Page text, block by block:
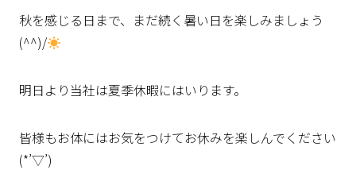
秋を感じる日まで、まだ続く暑い日を楽しみましょう
(^^)/
明日より当社は夏季休暇にはいります。
皆様もお体にはお気をつけてお休みを楽しんでください
(*’▽’)